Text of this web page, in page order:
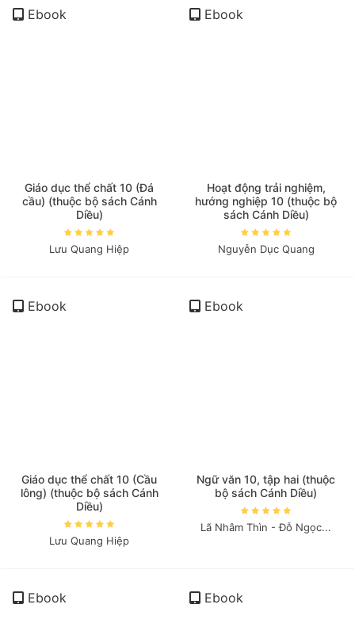
Ebook
Giáo dục thể chất 10 (Đá
cầu) (thuộc bộ sách Cánh
Diều)
Lưu Quang Hiệp
Ebook
Hoạt động trải nghiệm,
hướng nghiệp 10 (thuộc bộ
sách Cánh Diều)
Nguyễn Dục Quang
Ebook
Giáo dục thể chất 10 (Cầu
lông) (thuộc bộ sách Cánh
Diều)
Lưu Quang Hiệp
Ebook
Ngữ văn 10, tập hai (thuộc
bộ sách Cánh Diều)
Lã Nhâm Thìn - Đỗ Ngọc...
Ebook Ebook